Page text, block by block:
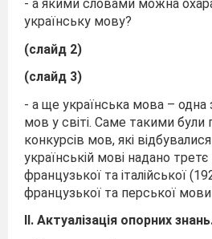
- а якими словами можна
українську мову?
(слайд 2)
(слайд 3)
- а ще українська мова – одна
мов у світі. Саме такими були
конкурсів мов, які
українській мові надано третє
французької та італійської
французької та перської
ІІ. Актуалізація опорних